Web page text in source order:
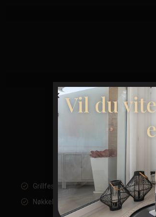
Grillfest
Møblert
Nøkkelklar
Vil du